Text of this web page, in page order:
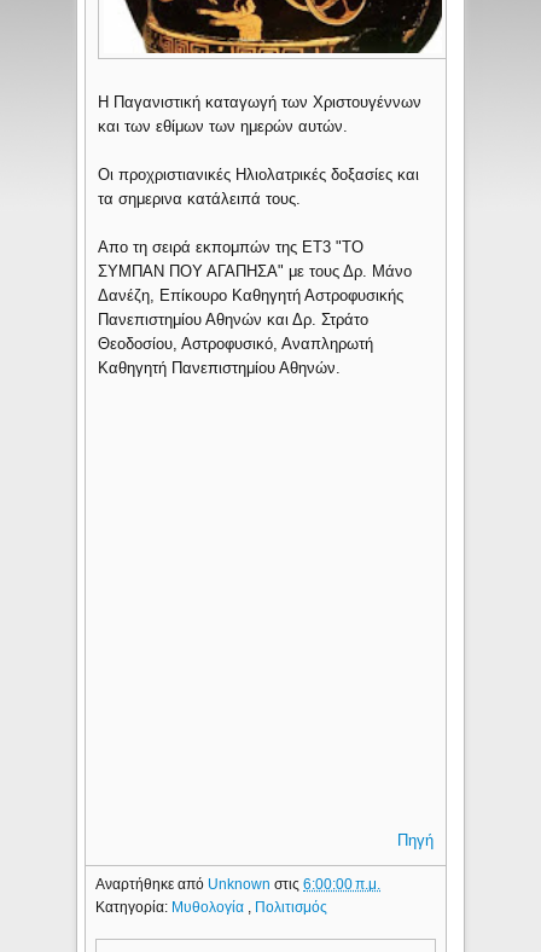
Η Παγανιστική καταγωγή των Χριστουγέννων
και των εθίμων των ημερών αυτών.
Οι προχριστιανικές Ηλιολατρικές δοξασίες και
τα σημερινα κατάλειπά τους.
Απο τη σειρά εκπομπών της ΕΤ3 "ΤΟ
ΣΥΜΠΑΝ ΠΟΥ ΑΓΑΠΗΣΑ" με τους Δρ. Μάνο
Δανέζη, Επίκουρο Καθηγητή Αστροφυσικής
Πανεπιστημίου Αθηνών και Δρ. Στράτο
Θεοδοσίου, Αστροφυσικό, Αναπληρωτή
Καθηγητή Πανεπιστημίου Αθηνών.
Πηγή
Αναρτήθηκε από Unknownστις6:00:00 π.μ.
Κατηγορία: Μυθολογία Πολιτισμός